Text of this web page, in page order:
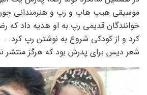
موسیقی هیپ هاپ و رپ و هنرمندانی چون
خوانندگان قدیمی رپ به او هدیه داد که
کرد و از کودکی شروع به نوشتن رپ کرد. .
شعر دیس برای پدرش بود که هرگز منتشر